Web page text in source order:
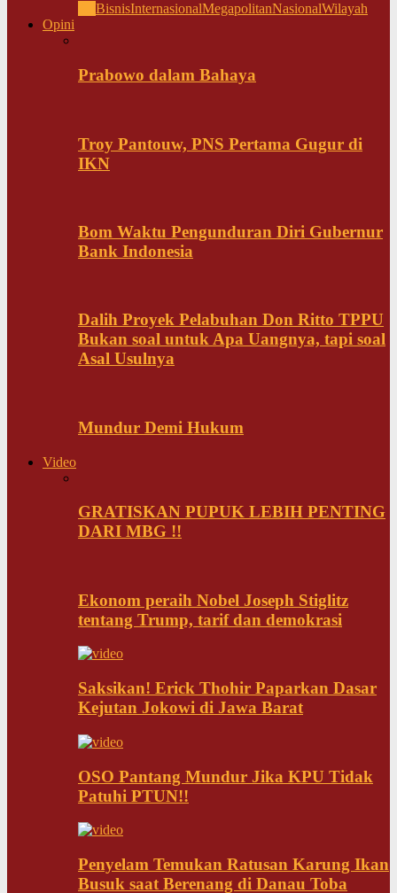
BisnisInternasionalMegapolitanNasionalWilayah
Opini
Prabowo dalam Bahaya
Troy Pantouw, PNS Pertama Gugur di
IKN
Bom Waktu Pengunduran Diri Gubernur
Bank Indonesia
Dalih Proyek Pelabuhan Don Ritto TPPU
Bukan soal untuk Apa Uangnya, tapi soal
Asal Usulnya
Mundur Demi Hukum
Video
GRATISKAN PUPUK LEBIH PENTING
DARI MBG !!
Ekonom peraih Nobel Joseph Stiglitz
tentang Trump, tarif dan demokrasi
Saksikan! Erick Thohir Paparkan Dasar
Kejutan Jokowi di Jawa Barat
OSO Pantang Mundur Jika KPU Tidak
Patuhi PTUN!!
Penyelam Temukan Ratusan Karung Ikan
Busuk saat Berenang di Danau Toba